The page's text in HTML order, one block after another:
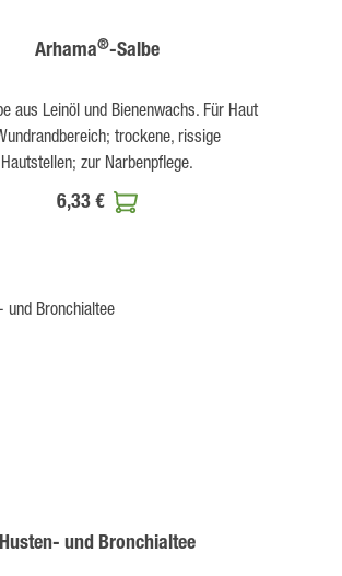
Arhama®-Salbe
aus Leinöl und Bienenwachs. Für Haut
trockene, rissige
Hautstellen; zur Narbenpflege.
6,33 €
Husten- und Bronchialtee